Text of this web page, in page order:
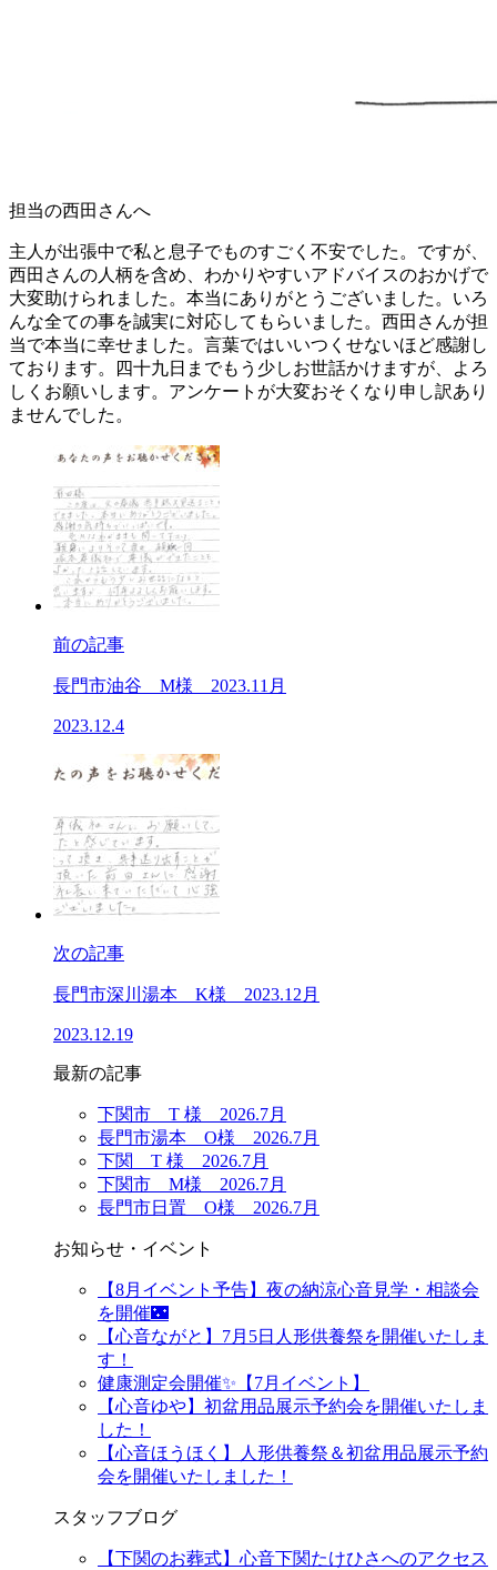
担当の西田さんへ
主人が出張中で私と息子でものすごく不安でした。ですが、
西田さんの人柄を含め、わかりやすいアドバイスのおかげで
大変助けられました。本当にありがとうございました。いろ
んな全ての事を誠実に対応してもらいました。西田さんが担
当で本当に幸せました。言葉ではいいつくせないほど感謝し
ております。四十九日までもう少しお世話かけますが、よろ
しくお願いします。アンケートが大変おそくなり申し訳あり
ませんでした。
前の記事
長門市油谷 M様 2023.11月
2023.12.4
次の記事
長門市深川湯本 K様 2023.12月
2023.12.19
最新の記事
下関市 T 様 2026.7月
長門市湯本 O様 2026.7月
下関 T 様 2026.7月
下関市 M様 2026.7月
長門市日置 O様 2026.7月
お知らせ・イベント
【8月イベント予告】夜の納涼心音見学・相談会
を開催🌃
【心音ながと】7月5日人形供養祭を開催いたしま
す！
健康測定会開催✨【7月イベント】
【心音ゆや】初盆用品展示予約会を開催いたしま
した！
【心音ほうほく】人形供養祭＆初盆用品展示予約
会を開催いたしました！
スタッフブログ
【下関のお葬式】心音下関たけひさへのアクセス